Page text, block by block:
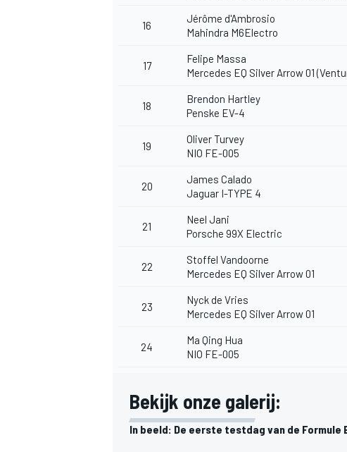
MEER RACEKLASSEN
16
Jérôme d'Ambrosio
Mahindra M6Electro
17
Felipe Massa
Mercedes EQ Silver Arrow 01
18
Brendon Hartley
Penske EV-4
19
Oliver Turvey
NIO FE-005
20
James Calado
Jaguar I-TYPE 4
21
Neel Jani
Porsche 99X Electric
22
Stoffel Vandoorne
Mercedes EQ Silver Arrow 01
23
Nyck de Vries
Mercedes EQ Silver Arrow 01
24
Ma Qing Hua
NIO FE-005
Bekijk onze galerij:
In beeld: De eerste testdag van de Formule